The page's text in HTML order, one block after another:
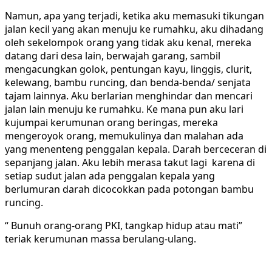
Namun, apa yang terjadi, ketika aku memasuki tikungan
jalan kecil yang akan menuju ke rumahku, aku dihadang
oleh sekelompok orang yang tidak aku kenal, mereka
datang dari desa lain, berwajah garang, sambil
mengacungkan golok, pentungan kayu, linggis, clurit,
kelewang, bambu runcing, dan benda-benda/ senjata
tajam lainnya. Aku berlarian menghindar dan mencari
jalan lain menuju ke rumahku. Ke mana pun aku lari
kujumpai kerumunan orang beringas, mereka
mengeroyok orang, memukulinya dan malahan ada
yang menenteng penggalan kepala. Darah berceceran di
sepanjang jalan. Aku lebih merasa takut lagi karena di
setiap sudut jalan ada penggalan kepala yang
berlumuran darah dicocokkan pada potongan bambu
runcing.
“ Bunuh orang-orang PKI, tangkap hidup atau mati”
teriak kerumunan massa berulang-ulang.